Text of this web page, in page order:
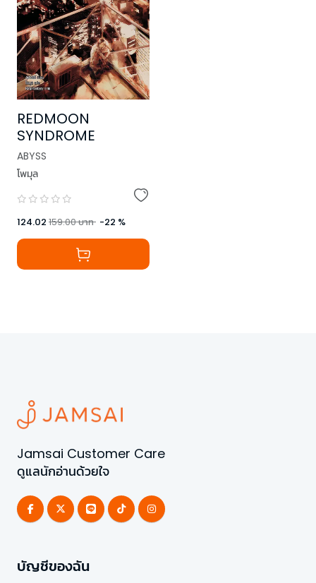
REDMOON
SYNDROME
ABYSS
โพมุล
124.02 159.00บาท -22 %
Jamsai Customer Care
ดูแลนักอ่านด้วยใจ
บัญชีของฉัน